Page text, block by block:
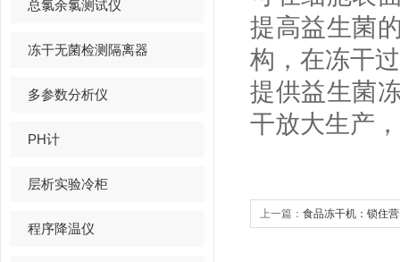
总氯余氯测试仪
冻干无菌检测隔离器
多参数分析仪
PH计
层析实验冷柜
程序降温仪
提高益生菌
构，在冻干
提供益生菌
干放大生产
上一篇： 食品冻干机：锁住